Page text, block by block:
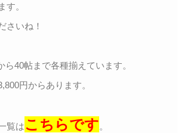
す。
さいね！
ら40帖まで各種揃えています。
円からあります。
覧はこちらです。